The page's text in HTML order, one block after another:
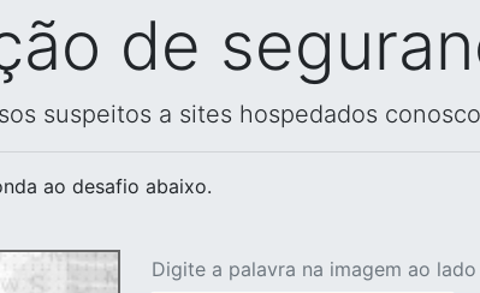
de
suspeitos a sites hospedados
ao desafio abaixo.
Digite a palavra na imagem ao